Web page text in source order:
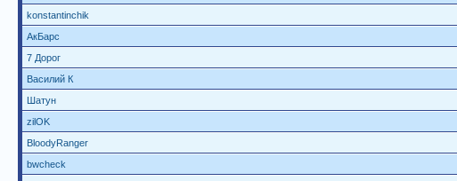
konstantinchik
АкБарс
7 Дорог
Василий К
Шатун
zilOK
BloodyRanger
bwcheck